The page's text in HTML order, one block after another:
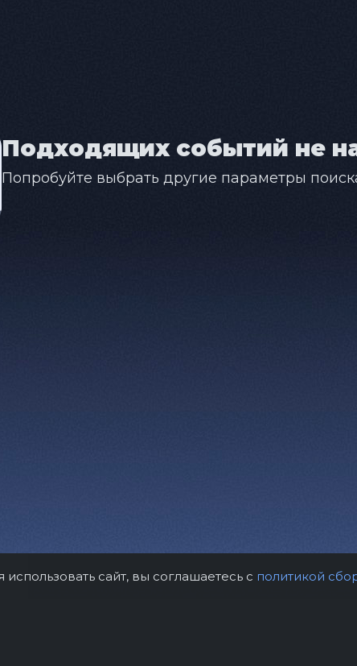
Подходящих событий не
Попробуйте выбрать другие параметры
сайт, вы соглашаетесь с политикой